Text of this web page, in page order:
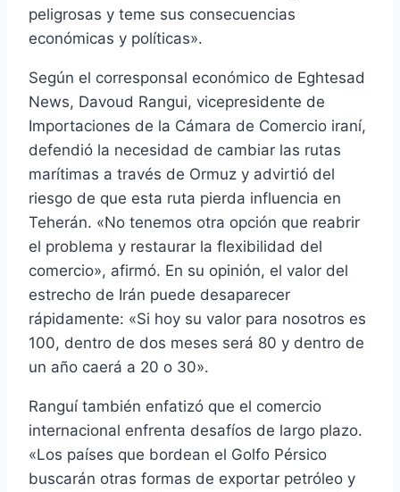
peligrosas y teme sus consecuencias
económicas y políticas».
Según el corresponsal económico de Eghtesad
News, Davoud Rangui, vicepresidente de
Importaciones de la Cámara de Comercio iraní,
defendió la necesidad de cambiar las rutas
marítimas a través de Ormuz y advirtió del
riesgo de que esta ruta pierda influencia en
Teherán. «No tenemos otra opción que reabrir
el problema y restaurar la flexibilidad del
comercio», afirmó. En su opinión, el valor del
estrecho de Irán puede desaparecer
rápidamente: «Si hoy su valor para nosotros es
100, dentro de dos meses será 80 y dentro de
un año caerá a 20 o 30».
Ranguí también enfatizó que el comercio
internacional enfrenta desafíos de largo plazo.
«Los países que bordean el Golfo Pérsico
buscarán otras formas de exportar petróleo y